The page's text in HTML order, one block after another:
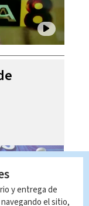
y entrega de
el sitio,